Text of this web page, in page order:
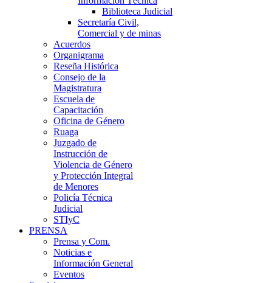
Biblioteca Judicial
Secretaría Civil,
Comercial y de minas
Acuerdos
Organigrama
Reseña Histórica
Consejo de la
Magistratura
Escuela de
Capacitación
Oficina de Género
Ruaga
Juzgado de
Instrucción de
Violencia de Género
y Protección Integral
de Menores
Policía Técnica
Judicial
STIyC
PRENSA
Prensa y Com.
Noticias e
Información General
Eventos